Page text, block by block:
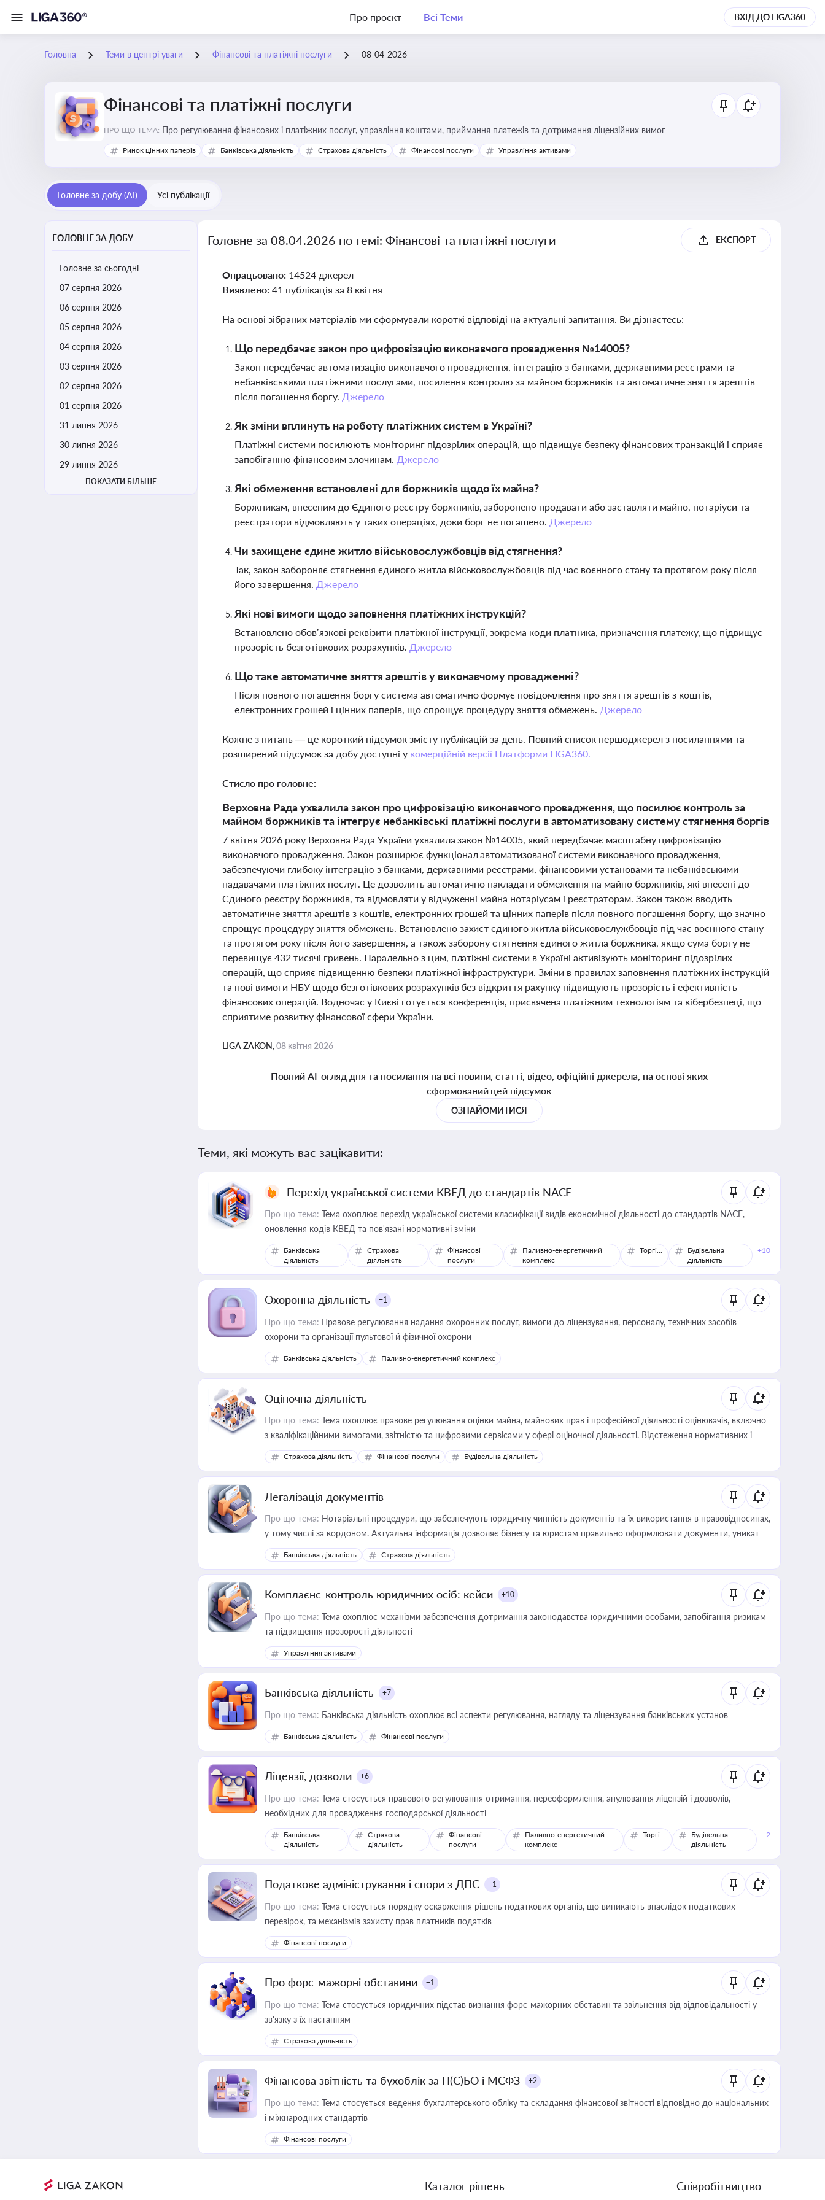
Про проєкт Всі Теми ВХІД ДО LIGA360
Головна Теми в центрі уваги Фінансові та платіжні послуги 08-04-2026
Фінансові та платіжні послуги
ПРО ЩО ТЕМА: Про регулювання фінансових і платіжних послуг, управління коштами, приймання платежів та дотримання ліцензійних вимог
Ринок цінних паперів Банківська діяльність Страхова діяльність Фінансові послуги Управління активами
Головне за добу (AI) Усі публікації
ГОЛОВНЕ ЗА ДОБУ
Головне за сьогодні
07 серпня 2026
06 серпня 2026
05 серпня 2026
04 серпня 2026
03 серпня 2026
02 серпня 2026
01 серпня 2026
31 липня 2026
30 липня 2026
29 липня 2026
ПОКАЗАТИ БІЛЬШЕ
Головне за 08.04.2026 по темі: Фінансові та платіжні послуги ЕКСПОРТ
Опрацьовано: 14524 джерел
Виявлено: 41 публікація за 8 квітня
На основі зібраних матеріалів ми сформували короткі відповіді на актуальні запитання. Ви дізнаєтесь:
Що передбачає закон про цифровізацію виконавчого провадження №14005?
Закон передбачає автоматизацію виконавчого провадження, інтеграцію з банками, державними реєстрами та
небанківськими платіжними послугами, посилення контролю за майном боржників та автоматичне зняття арештів
після погашення боргу. Джерело
Як зміни вплинуть на роботу платіжних систем в Україні?
Платіжні системи посилюють моніторинг підозрілих операцій, що підвищує безпеку фінансових транзакцій і сприяє
запобіганню фінансовим злочинам. Джерело
Які обмеження встановлені для боржників щодо їх майна?
Боржникам, внесеним до Єдиного реєстру боржників, заборонено продавати або заставляти майно, нотаріуси та
реєстратори відмовляють у таких операціях, доки борг не погашено. Джерело
Чи захищене єдине житло військовослужбовців від стягнення?
Так, закон забороняє стягнення єдиного житла військовослужбовців під час воєнного стану та протягом року після
його завершення. Джерело
Які нові вимоги щодо заповнення платіжних інструкцій?
Встановлено обов’язкові реквізити платіжної інструкції, зокрема коди платника, призначення платежу, що підвищує
прозорість безготівкових розрахунків. Джерело
Що таке автоматичне зняття арештів у виконавчому провадженні?
Після повного погашення боргу система автоматично формує повідомлення про зняття арештів з коштів,
електронних грошей і цінних паперів, що спрощує процедуру зняття обмежень. Джерело
Кожне з питань — це короткий підсумок змісту публікацій за день. Повний список першоджерел з посиланнями та
розширений підсумок за добу доступні у комерційній версії Платформи LIGA360.
Стисло про головне:
Верховна Рада ухвалила закон про цифровізацію виконавчого провадження, що посилює контроль за
майном боржників та інтегрує небанківські платіжні послуги в автоматизовану систему стягнення боргів
7 квітня 2026 року Верховна Рада України ухвалила закон №14005, який передбачає масштабну цифровізацію
виконавчого провадження. Закон розширює функціонал автоматизованої системи виконавчого провадження,
забезпечуючи глибоку інтеграцію з банками, державними реєстрами, фінансовими установами та небанківськими
надавачами платіжних послуг. Це дозволить автоматично накладати обмеження на майно боржників, які внесені до
Єдиного реєстру боржників, та відмовляти у відчуженні майна нотаріусам і реєстраторам. Закон також вводить
автоматичне зняття арештів з коштів, електронних грошей та цінних паперів після повного погашення боргу, що значно
спрощує процедуру зняття обмежень. Встановлено захист єдиного житла військовослужбовців під час воєнного стану
та протягом року після його завершення, а також заборону стягнення єдиного житла боржника, якщо сума боргу не
перевищує 432 тисячі гривень. Паралельно з цим, платіжні системи в Україні активізують моніторинг підозрілих
операцій, що сприяє підвищенню безпеки платіжної інфраструктури. Зміни в правилах заповнення платіжних інструкцій
та нові вимоги НБУ щодо безготівкових розрахунків без відкриття рахунку підвищують прозорість і ефективність
фінансових операцій. Водночас у Києві готується конференція, присвячена платіжним технологіям та кібербезпеці, що
сприятиме розвитку фінансової сфери України.
LIGA ZAKON,08 квітня 2026
Повний AI-огляд дня та посилання на всі новини, статті, відео, офіційні джерела, на основі яких
сформований цей підсумок
ОЗНАЙОМИТИСЯ
Теми, які можуть вас зацікавити:
Перехід української системи КВЕД до стандартів NACE
Про що тема: Тема охоплює перехід української системи класифікації видів економічної діяльності до стандартів NACE,
оновлення кодів КВЕД та пов'язані нормативні зміни
Банківська
діяльність
Страхова
діяльність
Фінансові
послуги
Паливно-енергетичний
комплекс
Торгівля
Будівельна
діяльність
+10
Охоронна діяльність +1
Про що тема: Правове регулювання надання охоронних послуг, вимоги до ліцензування, персоналу, технічних засобів
охорони та організації пультової й фізичної охорони
Банківська діяльність Паливно-енергетичний комплекс
Оціночна діяльність
Про що тема: Тема охоплює правове регулювання оцінки майна, майнових прав і професійної діяльності оцінювачів, включно
з кваліфікаційними вимогами, звітністю та цифровими сервісами у сфері оціночної діяльності. Відстеження нормативних і
медійних змін у цій сфері корисне для власника бізнесу, керівника, юриста або бухгалтера під час оподаткування,
приватизації, оренди державного майна, корпоративних угод і перевірки статусу суб'єктів оціночної діяльності
Страхова діяльність Фінансові послуги Будівельна діяльність
Легалізація документів
Про що тема: Нотаріальні процедури, що забезпечують юридичну чинність документів та їх використання в правовідносинах,
у тому числі за кордоном. Актуальна інформація дозволяє бізнесу та юристам правильно оформлювати документи, уникати
ризиків недійсності та забезпечувати їх належне прийняття органами влади та контрагентами
Банківська діяльність Страхова діяльність
Комплаєнс-контроль юридичних осіб: кейси +10
Про що тема: Тема охоплює механізми забезпечення дотримання законодавства юридичними особами, запобігання ризикам
та підвищення прозорості діяльності
Управління активами
Банківська діяльність +7
Про що тема: Банківська діяльність охоплює всі аспекти регулювання, нагляду та ліцензування банківських установ
Банківська діяльність Фінансові послуги
Ліцензії, дозволи +6
Про що тема: Тема стосується правового регулювання отримання, переоформлення, анулювання ліцензій і дозволів,
необхідних для провадження господарської діяльності
Банківська
діяльність
Страхова
діяльність
Фінансові
послуги
Паливно-енергетичний
комплекс
Торгівля
Будівельна
діяльність
+2
Податкове адміністрування і спори з ДПС +1
Про що тема: Тема стосується порядку оскарження рішень податкових органів, що виникають внаслідок податкових
перевірок, та механізмів захисту прав платників податків
Фінансові послуги
Про форс-мажорні обставини +1
Про що тема: Тема стосується юридичних підстав визнання форс-мажорних обставин та звільнення від відповідальності у
зв'язку з їх настанням
Страхова діяльність
Фінансова звітність та бухоблік за П(С)БО і МСФЗ +2
Про що тема: Тема стосується ведення бухгалтерського обліку та складання фінансової звітності відповідно до національних
і міжнародних стандартів
Фінансові послуги
Каталог рішень Співробітництво